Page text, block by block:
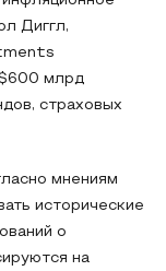
Диггл,
млрд
страховых
мнениям
исторические
о
на